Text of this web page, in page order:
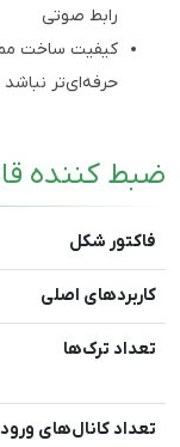
رابط صوتی
کیفیت ساخت
حرفه‌ای‌تر نباشد
ضبط کننده
فاکتور شکل
کاربردهای اصلی
تعداد ترک‌ها
تعداد کانال‌های